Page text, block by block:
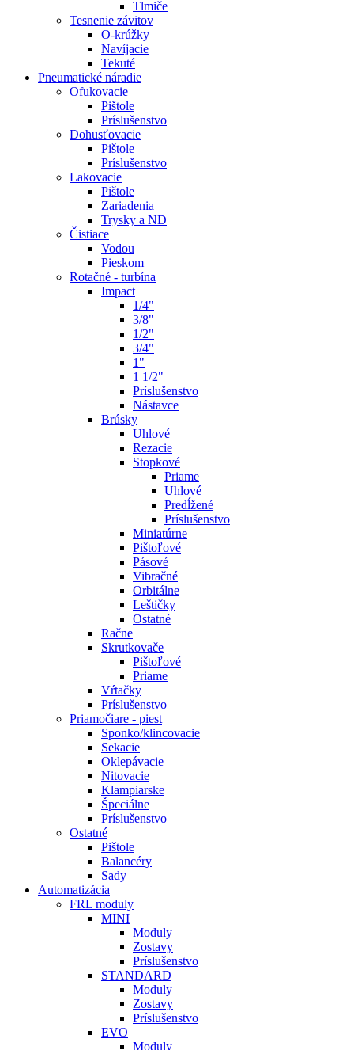
Tlmiče
Tesnenie závitov
O-krúžky
Navíjacie
Tekuté
Pneumatické náradie
Ofukovacie
Pištole
Príslušenstvo
Dohusťovacie
Pištole
Príslušenstvo
Lakovacie
Pištole
Zariadenia
Trysky a ND
Čistiace
Vodou
Pieskom
Rotačné - turbína
Impact
1/4"
3/8"
1/2"
3/4"
1"
1 1/2"
Príslušenstvo
Nástavce
Brúsky
Uhlové
Rezacie
Stopkové
Priame
Uhlové
Predĺžené
Príslušenstvo
Miniatúrne
Pištoľové
Pásové
Vibračné
Orbitálne
Leštičky
Ostatné
Račne
Skrutkovače
Pištoľové
Priame
Vŕtačky
Príslušenstvo
Priamočiare - piest
Sponko/klincovacie
Sekacie
Oklepávacie
Nitovacie
Klampiarske
Špeciálne
Príslušenstvo
Ostatné
Pištole
Balancéry
Sady
Automatizácia
FRL moduly
MINI
Moduly
Zostavy
Príslušenstvo
STANDARD
Moduly
Zostavy
Príslušenstvo
EVO
Moduly